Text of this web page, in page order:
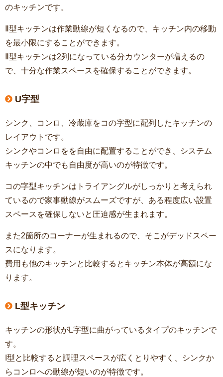
のキッチンです。
Ⅱ型キッチンは作業動線が短くなるので、キッチン内の移動
を最小限にすることができます。
Ⅱ型キッチンは2列になっている分カウンターが増えるの
で、十分な作業スペースを確保することができます。
U字型
シンク、コンロ、冷蔵庫をコの字型に配列したキッチンの
レイアウトです。
シンクやコンロをを自由に配置することができ、システム
キッチンの中でも自由度が高いのが特徴です。
コの字型キッチンはトライアングルがしっかりと考えられ
ているので家事動線がスムーズですが、ある程度広い設置
スペースを確保しないと圧迫感が生まれます。
また2箇所のコーナーが生まれるので、そこがデッドスペー
スになります。
費用も他のキッチンと比較するとキッチン本体が高額にな
ります。
L型キッチン
キッチンの形状がL字型に曲がっているタイプのキッチンで
す。
I型と比較すると調理スペースが広くとりやすく、シンクか
らコンロへの動線が短いのが特徴です。